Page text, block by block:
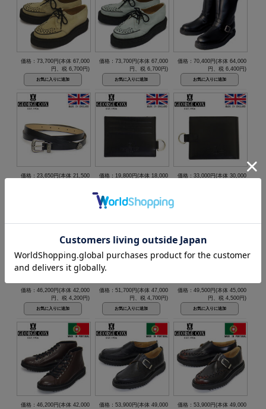
価格：73,700円(本体 67,000
円、税 6,700円)
価格：73,700円(本体 67,000
円、税 6,700円)
価格：70,400円(本体 64,000
円、税 6,400円)
価格：23,650円(本体 21,500
価格：19,800円(本体 18,000
価格：33,000円(本体 30,000
価格：46,200円(本体 42,000
円、税 4,200円)
価格：51,700円(本体 47,000
円、税 4,700円)
価格：49,500円(本体 45,000
円、税 4,500円)
価格：46,200円(本体 42,000
価格：53,900円(本体 49,000
価格：53,900円(本体 49,000